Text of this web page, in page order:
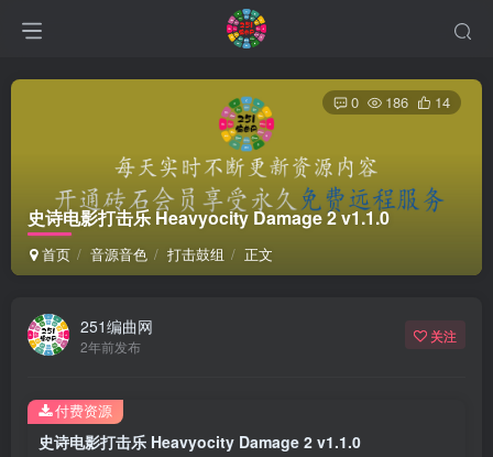
史诗电影打击乐 Heavyocity Damage 2 v1.1.0
首页 音源音色 打击鼓组 正文
0 186 14
251编曲网
2年前发布
关注
史诗电影打击乐 Heavyocity Damage 2 v1.1.0
付费资源